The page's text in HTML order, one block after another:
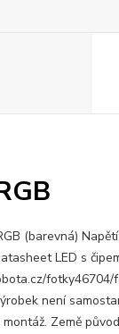
(barevná)
LED s
fotky46704/
není
Země